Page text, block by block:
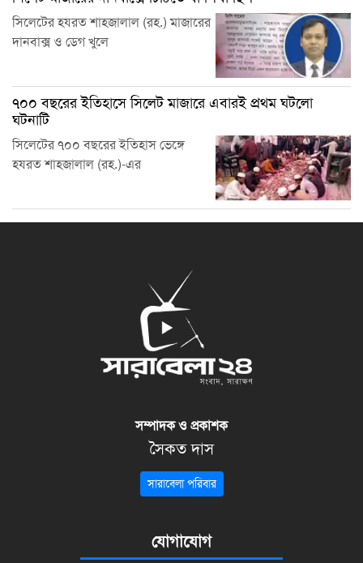
সিলেটের হযরত শাহজালাল (রহ.) মাজারের
দানবাক্স ও ডেগ খুলে
৭০০ বছরের ইতিহাসে সিলেট মাজারে এবারই প্রথম ঘটলো
ঘটনাটি
সিলেটের ৭০০ বছরের ইতিহাস ভেঙ্গে
হযরত শাহজালাল (রহ.)-এর
সম্পাদক ও প্রকাশক
সৈকত দাস
সারাবেলা পরিবার
যোগাযোগ